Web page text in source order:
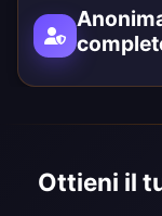
Ottieni il